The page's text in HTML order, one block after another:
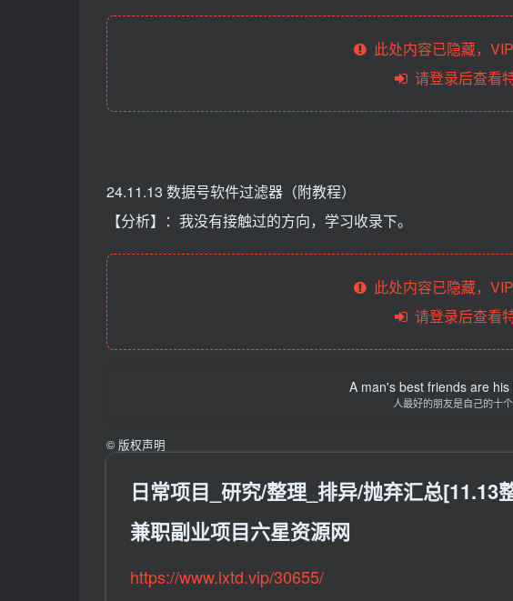
此处内容已隐藏，
请登录后查看
24.11.13 数据号软件过滤器（附教程）
【分析】：我没有接触过的方向，学习收录下。
此处内容已隐藏，
请登录后查看
A man's best friends are
人最好的朋友是自己的十
© 版权声明
日常项目_研究/整理_排异/抛弃汇总[11.13
兼职副业项目六星资源网
https://www.lxtd.vip/30655/